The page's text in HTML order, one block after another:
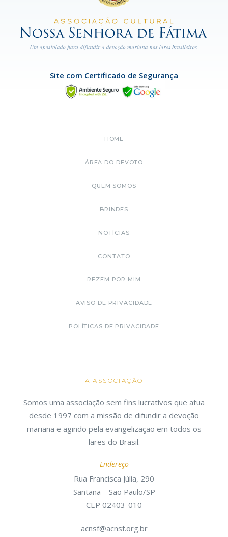
Site com Certificado de Segurança
HOME
ÁREA DO DEVOTO
QUEM SOMOS
BRINDES
NOTÍCIAS
CONTATO
REZEM POR MIM
AVISO DE PRIVACIDADE
POLÍTICAS DE PRIVACIDADE
A ASSOCIAÇÃO
Somos uma associação sem fins lucrativos que atua
desde 1997 com a missão de difundir a devoção
mariana e agindo pela evangelização em todos os
lares do Brasil.
Endereço
Rua Francisca Júlia, 290
Santana – São Paulo/SP
CEP 02403-010
acnsf@acnsf.org.br